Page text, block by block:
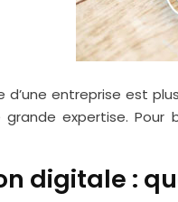
d’une entreprise est
expertise.
digitale :